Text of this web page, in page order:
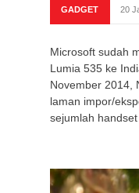
GADGET 20
Microsoft sudah
Lumia 535 ke
November 2014,
laman impor/
sejumlah handset